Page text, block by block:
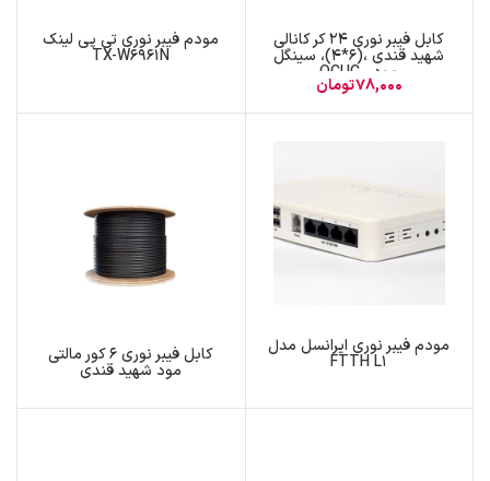
کابل فیبر نوری ۲۴ کر کانالی
شهید قندی ،(۶*۴)، سینگل
مود ، OCUC
78,000تومان
مودم فیبر نوری تی پی لینک
TX-W6961N
مودم فیبر نوری ایرانسل مدل
FTTH L1 کابل فیبر نوری 6 کور مالتی
مود شهید قندی